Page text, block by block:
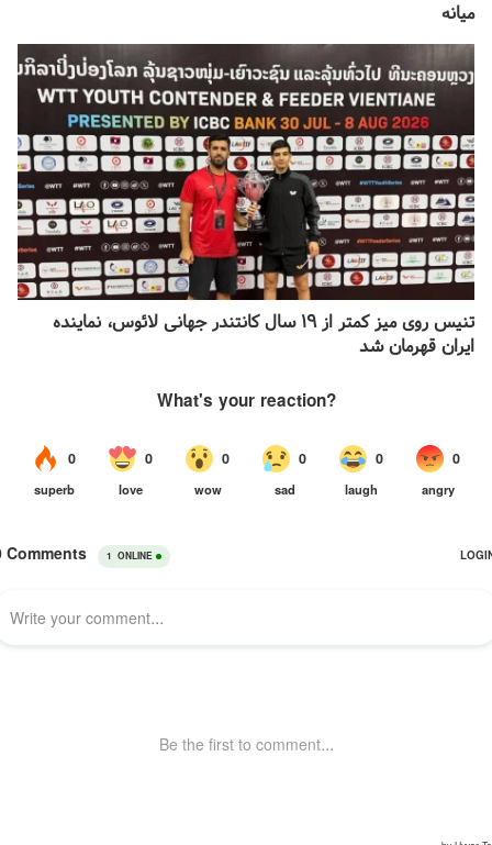
میانه
تنیس روی میز کمتر از ۱۹ سال کانتندر جهانی لائوس، نماینده
ایران قهرمان شد